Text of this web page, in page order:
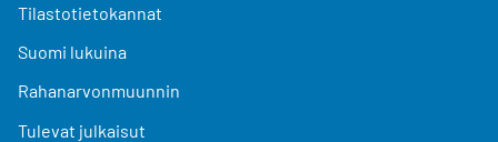
Tilastotietokannat
Suomi lukuina
Rahanarvonmuunnin
Tulevat julkaisut